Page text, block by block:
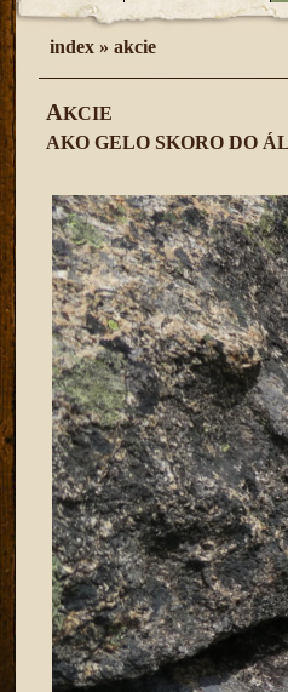
index » akcie
AKCIE
AKO GELO SKORO DO